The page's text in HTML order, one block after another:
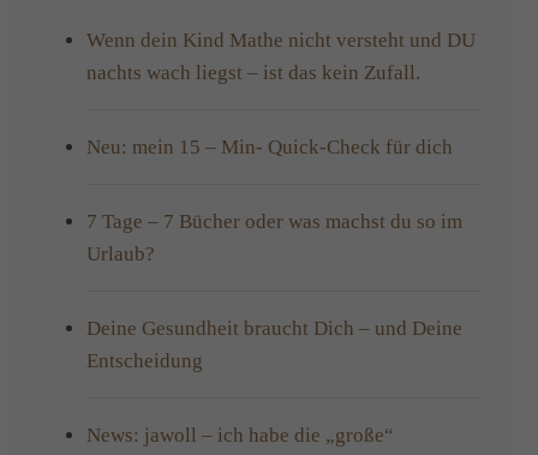
Wenn dein Kind Mathe nicht versteht und DU
nachts wach liegst – ist das kein Zufall.
Neu: mein 15 – Min- Quick-Check für dich
7 Tage – 7 Bücher oder was machst du so im
Urlaub?
Deine Gesundheit braucht Dich – und Deine
Entscheidung
News: jawoll – ich habe die „große“